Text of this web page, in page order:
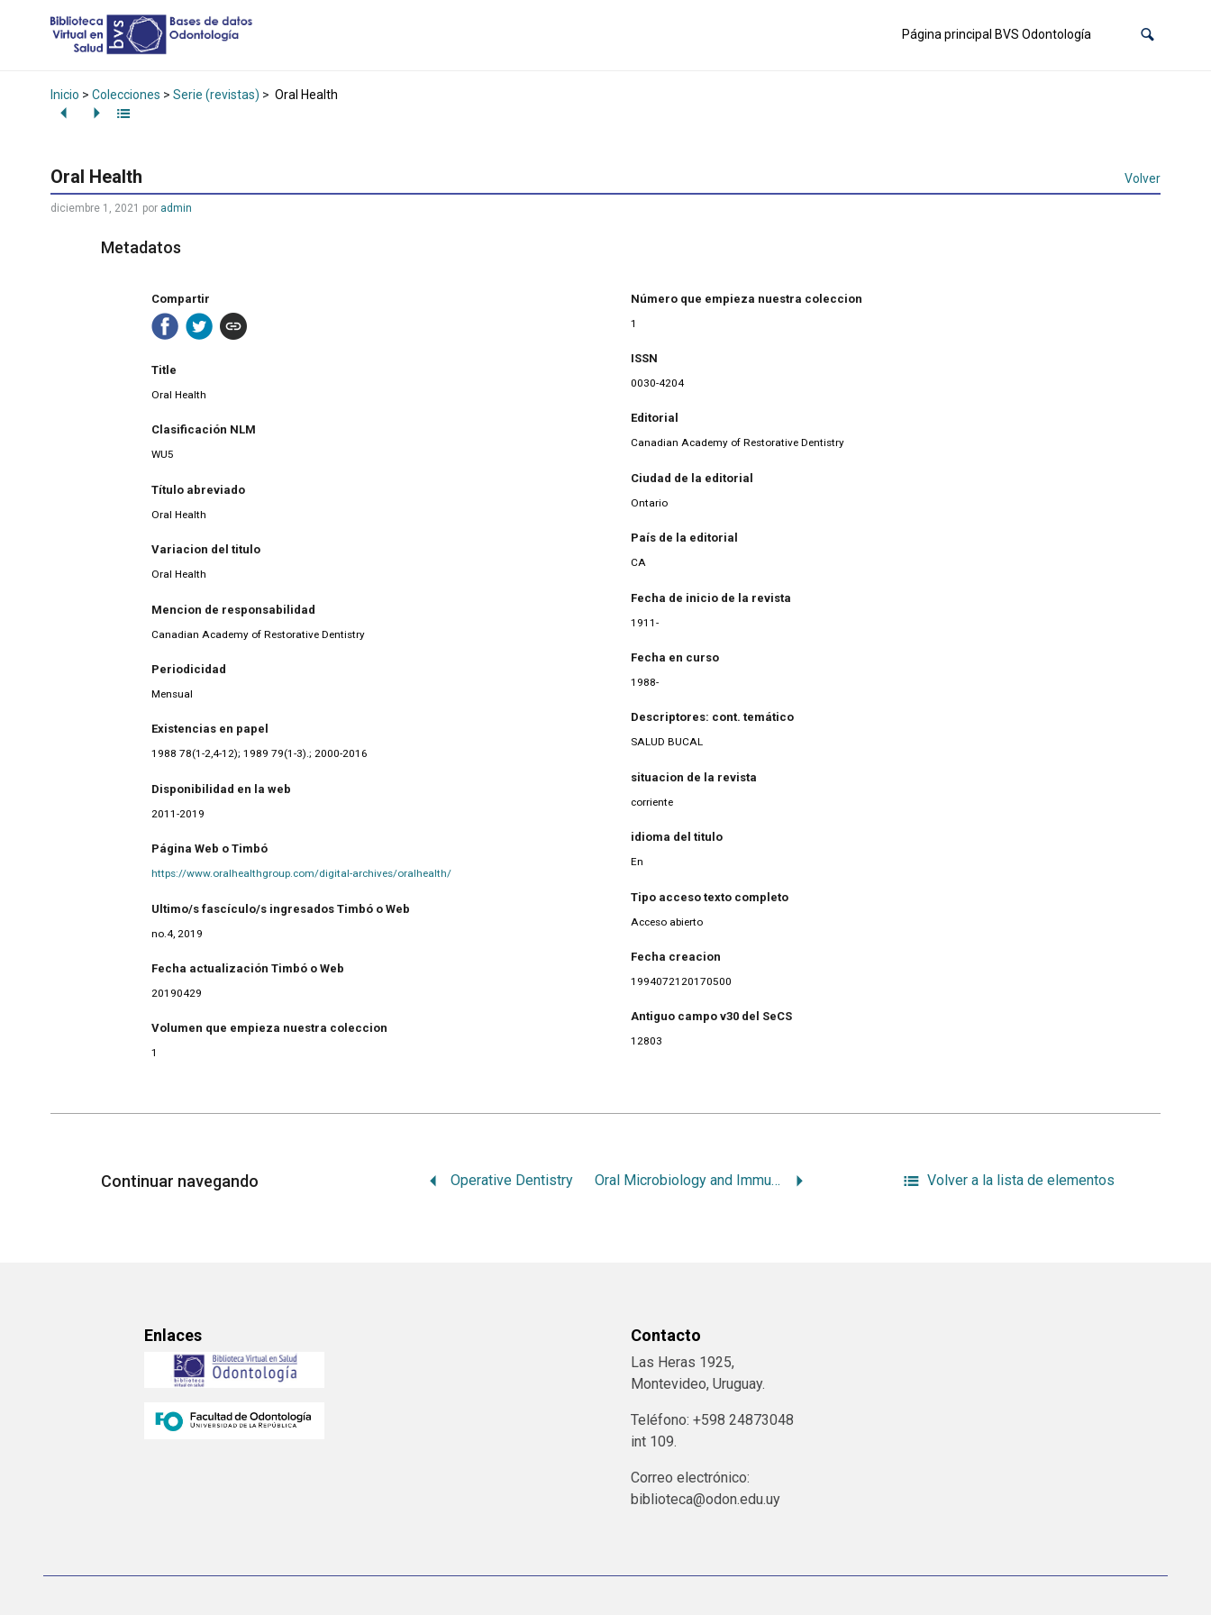
Página principal BVS Odontología
Inicio > Colecciones > Serie (revistas) > Oral Health
Oral Health Volver
diciembre 1, 2021 por admin
Metadatos
Compartir
Title
Oral Health
Clasificación NLM
WU5
Título abreviado
Oral Health
Variacion del titulo
Oral Health
Mencion de responsabilidad
Canadian Academy of Restorative Dentistry
Periodicidad
Mensual
Existencias en papel
1988 78(1-2,4-12); 1989 79(1-3).; 2000-2016
Disponibilidad en la web
2011-2019
Página Web o Timbó
https://www.oralhealthgroup.com/digital-archives/oralhealth/
Ultimo/s fascículo/s ingresados Timbó o Web
no.4, 2019
Fecha actualización Timbó o Web
20190429
Volumen que empieza nuestra coleccion
1
Número que empieza nuestra coleccion
1
ISSN
0030-4204
Editorial
Canadian Academy of Restorative Dentistry
Ciudad de la editorial
Ontario
País de la editorial
CA
Fecha de inicio de la revista
1911-
Fecha en curso
1988-
Descriptores: cont. temático
SALUD BUCAL
situacion de la revista
corriente
idioma del titulo
En
Tipo acceso texto completo
Acceso abierto
Fecha creacion
1994072120170500
Antiguo campo v30 del SeCS
12803
Continuar navegando Operative Dentistry Oral Microbiology and Immunology Volver a la lista de elementos
Enlaces Contacto
Las Heras 1925,
Montevideo, Uruguay.
Teléfono: +598 24873048
int 109.
Correo electrónico:
biblioteca@odon.edu.uy